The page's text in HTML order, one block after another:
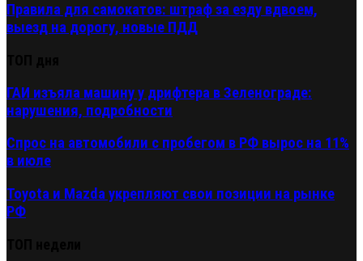
Правила для самокатов: штраф за езду вдвоем,
выезд на дорогу, новые ПДД
ГАИ изъяла машину у дрифтера в Зеленограде:
нарушения, подробности
Спрос на автомобили с пробегом в РФ вырос на 11%
в июле
Toyota и Mazda укрепляют свои позиции на рынке
РФ